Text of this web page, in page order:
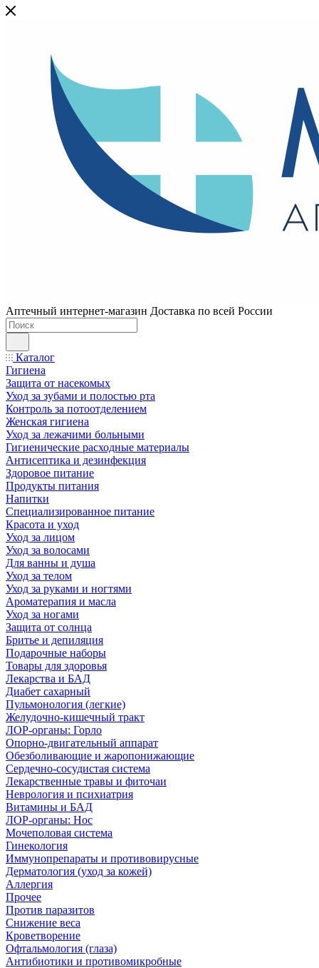
Аптечный интернет-магазин Доставка по всей России
Каталог
Гигиена
Защита от насекомых
Уход за зубами и полостью рта
Контроль за потоотделением
Женская гигиена
Уход за лежачими больными
Гигиенические расходные материалы
Антисептика и дезинфекция
Здоровое питание
Продукты питания
Напитки
Специализированное питание
Красота и уход
Уход за лицом
Уход за волосами
Для ванны и душа
Уход за телом
Уход за руками и ногтями
Ароматерапия и масла
Уход за ногами
Защита от солнца
Бритье и депиляция
Подарочные наборы
Товары для здоровья
Лекарства и БАД
Диабет сахарный
Пульмонология (легкие)
Желудочно-кишечный тракт
ЛОР-органы: Горло
Опорно-двигательный аппарат
Обезболивающие и жаропонижающие
Сердечно-сосудистая система
Лекарственные травы и фиточаи
Неврология и психиатрия
Витамины и БАД
ЛОР-органы: Нос
Мочеполовая система
Гинекология
Иммунопрепараты и противовирусные
Дерматология (уход за кожей)
Аллергия
Прочее
Против паразитов
Снижение веса
Кроветворение
Офтальмология (глаза)
Антибиотики и противомикробные